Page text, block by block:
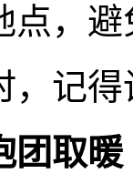
点，
，记
团取暖